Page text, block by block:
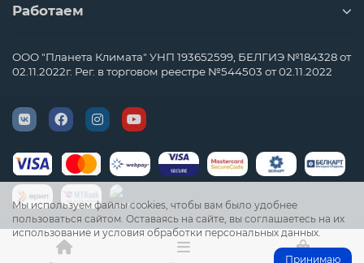
Мы используем файлы cookies, чтобы вам было удобнее
пользоваться сайтом. Оставаясь на сайте, вы соглашаетесь на их
использование и условия обработки персональных данных.
Принимаю
Работаем
ООО "Планета Климата" УНП 193652599, БЕЛГИЭ №184328 от
02.11.2022г. Рег. в торговом реестре №544503 от 02.11.2022